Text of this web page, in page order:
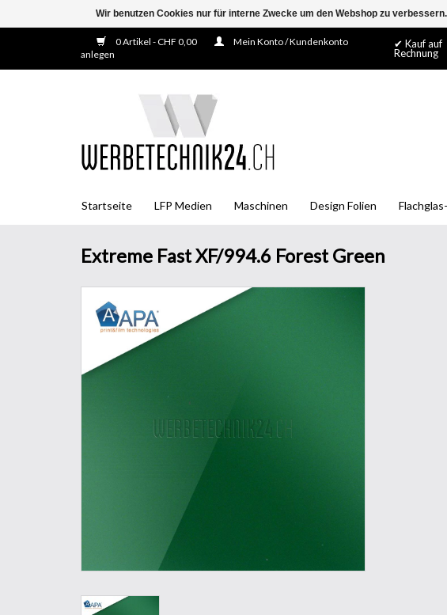
0 Artikel - CHF 0,00
Mein Konto / Kundenkonto
anlegen
✔ Kauf auf
Rechnung
Startseite LFP Medien Maschinen Design Folien
Extreme Fast XF/994.6 Forest Green
Wir benutzen Cookies nur für interne Zwecke um den Webshop zu